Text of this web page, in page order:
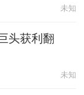
未知
头获利翻
未知